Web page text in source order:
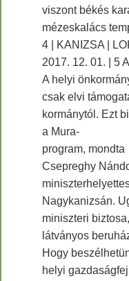
viszont békés
mézeskalács
4 | KANIZSA |
2017. 12. 01. | 5
A helyi
csak elvi
kormánytól. Ezt
a Mura-
program, mondta
Csepreghy
Nagykanizsán.
miniszteri
látványos
Hogy
helyi